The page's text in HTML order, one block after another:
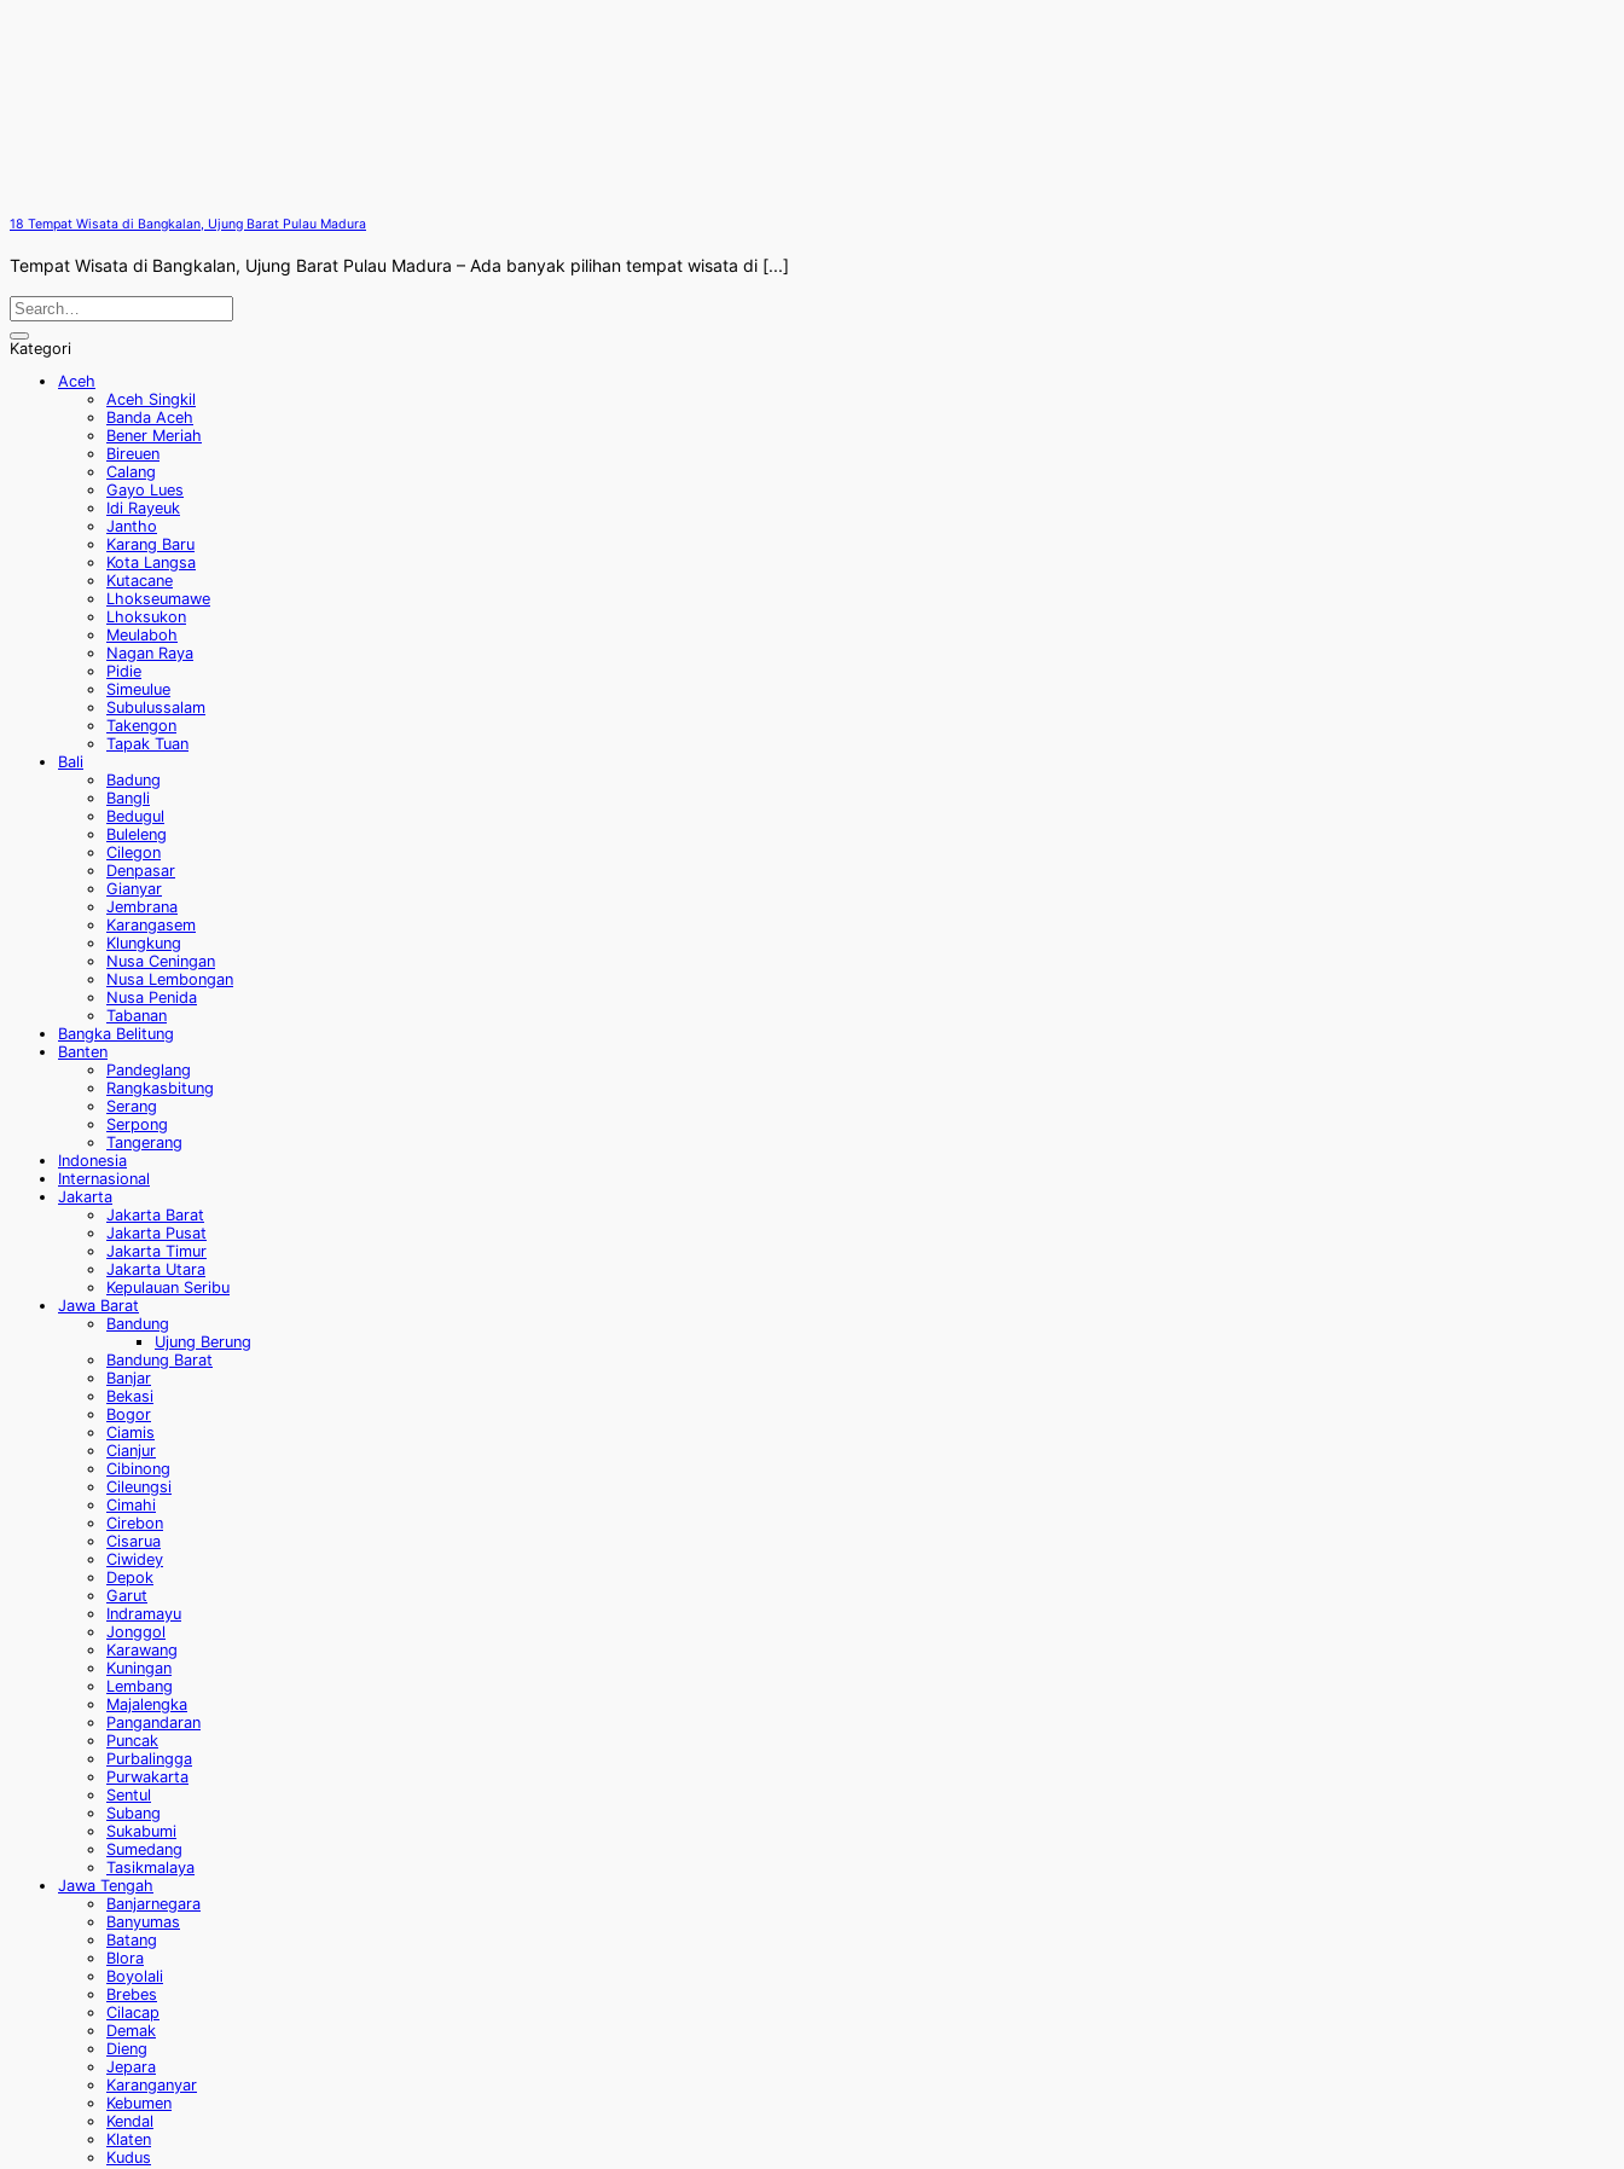
18 Tempat Wisata di Bangkalan, Ujung Barat Pulau Madura
Tempat Wisata di Bangkalan, Ujung Barat Pulau Madura – Ada banyak pilihan tempat wisata di [...]
Kategori
Aceh
Aceh Singkil
Banda Aceh
Bener Meriah
Bireuen
Calang
Gayo Lues
Idi Rayeuk
Jantho
Karang Baru
Kota Langsa
Kutacane
Lhokseumawe
Lhoksukon
Meulaboh
Nagan Raya
Pidie
Simeulue
Subulussalam
Takengon
Tapak Tuan
Bali
Badung
Bangli
Bedugul
Buleleng
Cilegon
Denpasar
Gianyar
Jembrana
Karangasem
Klungkung
Nusa Ceningan
Nusa Lembongan
Nusa Penida
Tabanan
Bangka Belitung
Banten
Pandeglang
Rangkasbitung
Serang
Serpong
Tangerang
Indonesia
Internasional
Jakarta
Jakarta Barat
Jakarta Pusat
Jakarta Timur
Jakarta Utara
Kepulauan Seribu
Jawa Barat
Bandung
Ujung Berung
Bandung Barat
Banjar
Bekasi
Bogor
Ciamis
Cianjur
Cibinong
Cileungsi
Cimahi
Cirebon
Cisarua
Ciwidey
Depok
Garut
Indramayu
Jonggol
Karawang
Kuningan
Lembang
Majalengka
Pangandaran
Puncak
Purbalingga
Purwakarta
Sentul
Subang
Sukabumi
Sumedang
Tasikmalaya
Jawa Tengah
Banjarnegara
Banyumas
Batang
Blora
Boyolali
Brebes
Cilacap
Demak
Dieng
Jepara
Karanganyar
Kebumen
Kendal
Klaten
Kudus